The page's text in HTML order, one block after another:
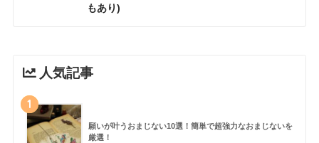
もあり)
人気記事
1
願いが叶うおまじない10選！簡単で超強力なおまじないを
厳選！